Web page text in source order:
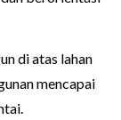
di atas lahan
mencapai